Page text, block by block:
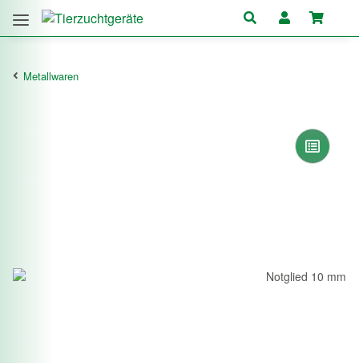
Metallwaren